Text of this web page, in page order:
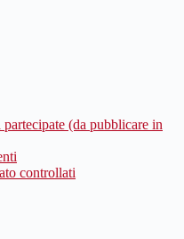
partecipate (da pubblicare in
controllati